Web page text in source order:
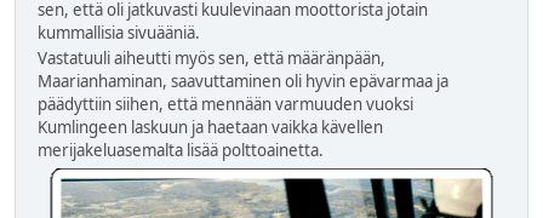
sen, että oli jatkuvasti kuulevinaan moottorista jotain
kummallisia sivuääniä.
Vastatuuli aiheutti myös sen, että määränpään,
Maarianhaminan, saavuttaminen oli hyvin epävarmaa ja
päädyttiin siihen, että mennään varmuuden vuoksi
Kumlingeen laskuun ja haetaan vaikka kävellen
merijakeluasemalta lisää polttoainetta.